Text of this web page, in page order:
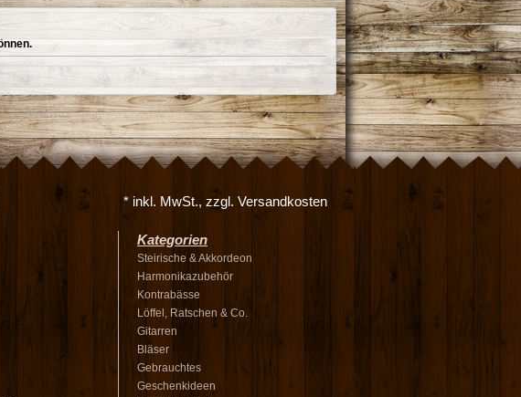
* inkl. MwSt., zzgl. Versandkosten
Kategorien
Steirische & Akkordeon
Harmonikazubehör
Kontrabässe
Löffel, Ratschen & Co.
Gitarren
Bläser
Gebrauchtes
Geschenkideen